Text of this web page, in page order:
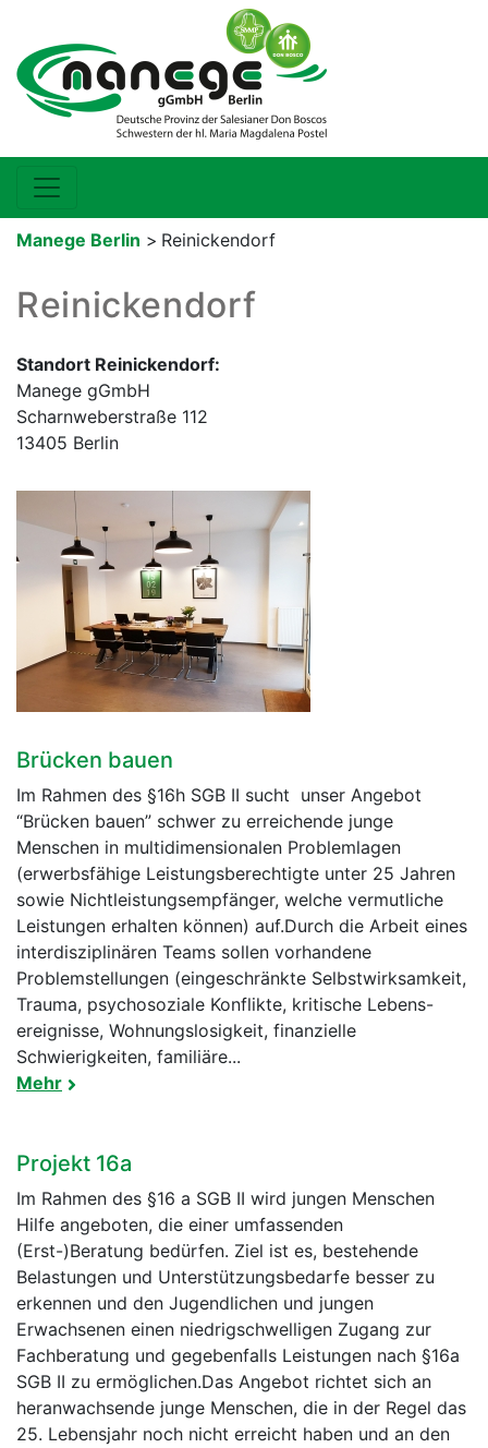
Manege Berlin > Reinickendorf
Reinickendorf
Standort Reinickendorf:
Manege gGmbH
Scharnweberstraße 112
13405 Berlin
Brücken bauen
Im Rahmen des §16h SGB II sucht unser Angebot
“Brücken bauen” schwer zu erreichende junge
Menschen in multidimensionalen Problemlagen
(erwerbsfähige Leistungsberechtigte unter 25 Jahren
sowie Nichtleistungsempfänger, welche vermutliche
Leistungen erhalten können) auf.Durch die Arbeit eines
interdisziplinären Teams sollen vorhandene
Problemstellungen (eingeschränkte Selbstwirksamkeit,
Trauma, psychosoziale Konflikte, kritische Lebens-
ereignisse, Wohnungslosigkeit, finanzielle
Schwierigkeiten, familiäre...
Mehr
Projekt 16a
Im Rahmen des §16 a SGB II wird jungen Menschen
Hilfe angeboten, die einer umfassenden
(Erst-)Beratung bedürfen. Ziel ist es, bestehende
Belastungen und Unterstützungsbedarfe besser zu
erkennen und den Jugendlichen und jungen
Erwachsenen einen niedrigschwelligen Zugang zur
Fachberatung und gegebenfalls Leistungen nach §16a
SGB II zu ermöglichen.Das Angebot richtet sich an
heranwachsende junge Menschen, die in der Regel das
25. Lebensjahr noch nicht erreicht haben und an den